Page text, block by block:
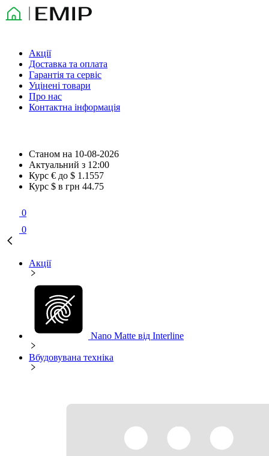
Акції
Доставка та оплата
Гарантія та сервіс
Уцінені товари
Про нас
Контактна інформація
Станом на 10-08-2026
Актуальний з 12:00
Курс € до $ 1.1557
Курс $ в грн 44.75
0
0
Акції
Nano Matte від Interline
Вбудовувана техніка